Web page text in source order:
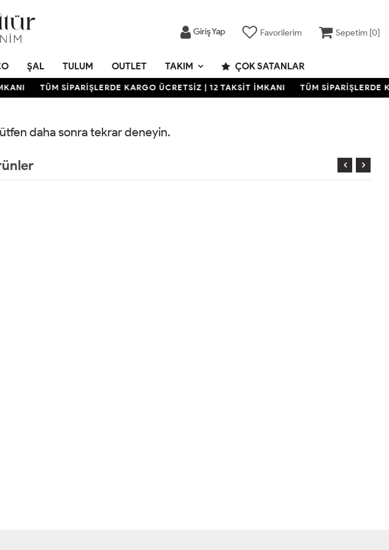
Giriş Yap Favorilerim Sepetim [0]
ŞAL TULUM OUTLET TAKIM ÇOK SATANLAR
TÜM SİPARİŞLERDE KARGO ÜCRETSİZ | 12 TAKSİT İMKANI TÜM SİPARİŞLERDE
daha sonra tekrar deneyin.